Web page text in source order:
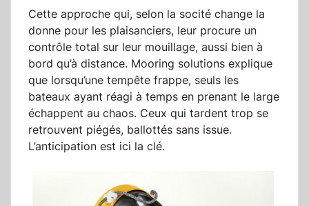
Cette approche qui, selon la socité change la
donne pour les plaisanciers, leur procure un
contrôle total sur leur mouillage, aussi bien à
bord qu’à distance. Mooring solutions explique
que lorsqu’une tempête frappe, seuls les
bateaux ayant réagi à temps en prenant le large
échappent au chaos. Ceux qui tardent trop se
retrouvent piégés, ballottés sans issue.
L’anticipation est ici la clé.